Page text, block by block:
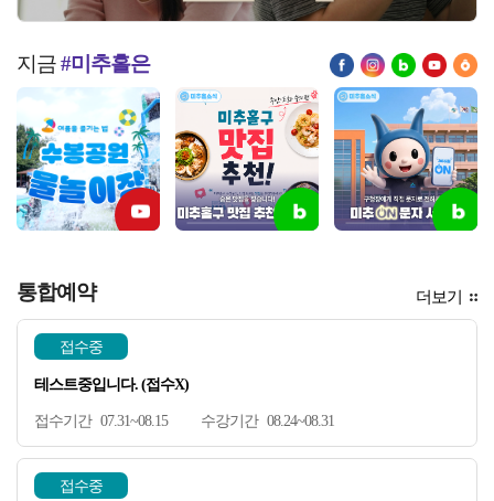
지금#미추홀은 페이스북인스타그램
블로그유튜브
통합예약
접수중
테스트중입니다. (접수X)
07.31~08.15 08.24~08.31
접수중
더보기